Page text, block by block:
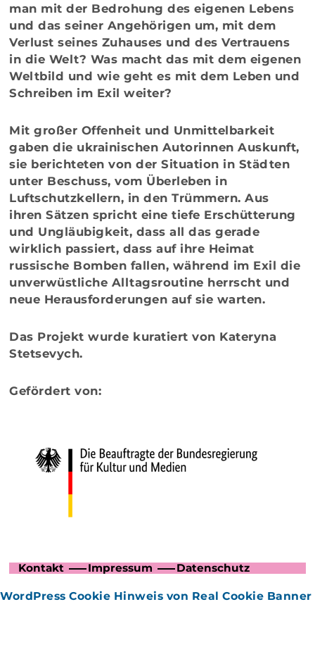
man mit der Bedrohung des eigenen Lebens
und das seiner Angehörigen um, mit dem
Verlust seines Zuhauses und des Vertrauens
in die Welt? Was macht das mit dem eigenen
Weltbild und wie geht es mit dem Leben und
Schreiben im Exil weiter?
Mit großer Offenheit und Unmittelbarkeit
gaben die ukrainischen Autorinnen Auskunft,
sie berichteten von der Situation in Städten
unter Beschuss, vom Überleben in
Luftschutzkellern, in den Trümmern. Aus
ihren Sätzen spricht eine tiefe Erschütterung
und Ungläubigkeit, dass all das gerade
wirklich passiert, dass auf ihre Heimat
russische Bomben fallen, während im Exil die
unverwüstliche Alltagsroutine herrscht und
neue Herausforderungen auf sie warten.
Das Projekt wurde kuratiert von Kateryna
Stetsevych.
Gefördert von:
Kontakt Impressum Datenschutz
WordPress Cookie Hinweis von Real Cookie Banner